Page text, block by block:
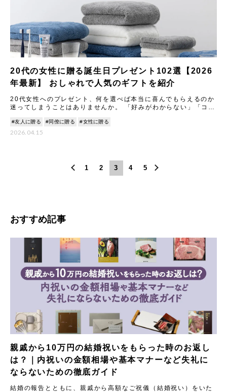
20代の女性に贈る誕生日プレゼント102選【2026
年最新】 おしゃれで人気のギフトを紹介
20代女性へのプレゼント、何を選べば本当に喜んでもらえるのか
迷ってしまうことはありませんか。 「好みがわからない」「コス
い
#友人に贈る #同僚に贈る #女性に贈る
2026.04.15
1 2 3 4 5
おすすめ記事
親戚から10万円の結婚祝いをもらった時のお返し
は？｜内祝いの金額相場や基本マナーなど失礼に
ならないための徹底ガイド
結婚の報告とともに、親戚から高額なご祝儀（結婚祝い）をいた